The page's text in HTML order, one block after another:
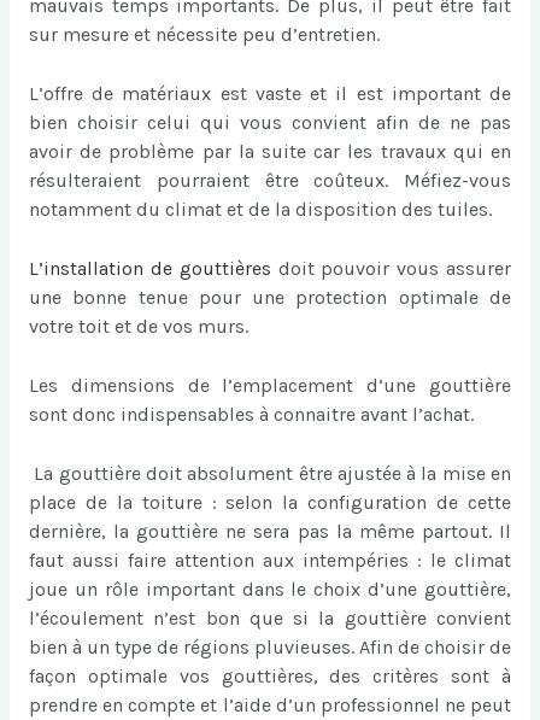
mauvais temps importants. De plus, il peut être fait
sur mesure et nécessite peu d’entretien.
L’offre de matériaux est vaste et il est important de
bien choisir celui qui vous convient afin de ne pas
avoir de problème par la suite car les travaux qui en
résulteraient pourraient être coûteux. Méfiez-vous
notamment du climat et de la disposition des tuiles.
L’installation de gouttières doit pouvoir vous assurer
une bonne tenue pour une protection optimale de
votre toit et de vos murs.
Les dimensions de l’emplacement d’une gouttière
sont donc indispensables à connaitre avant l’achat.
La gouttière doit absolument être ajustée à la mise en
place de la toiture : selon la configuration de cette
dernière, la gouttière ne sera pas la même partout. Il
faut aussi faire attention aux intempéries : le climat
joue un rôle important dans le choix d’une gouttière,
l’écoulement n’est bon que si la gouttière convient
bien à un type de régions pluvieuses. Afin de choisir de
façon optimale vos gouttières, des critères sont à
prendre en compte et l’aide d’un professionnel ne peut